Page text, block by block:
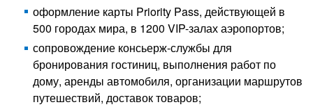
оформление карты Priority Pass, действующей в
500 городах мира, в 1200 VIP-залах аэропортов;
сопровождение консьерж-службы для
бронирования гостиниц, выполнения работ по
дому, аренды автомобиля, организации маршрутов
путешествий, доставок товаров;